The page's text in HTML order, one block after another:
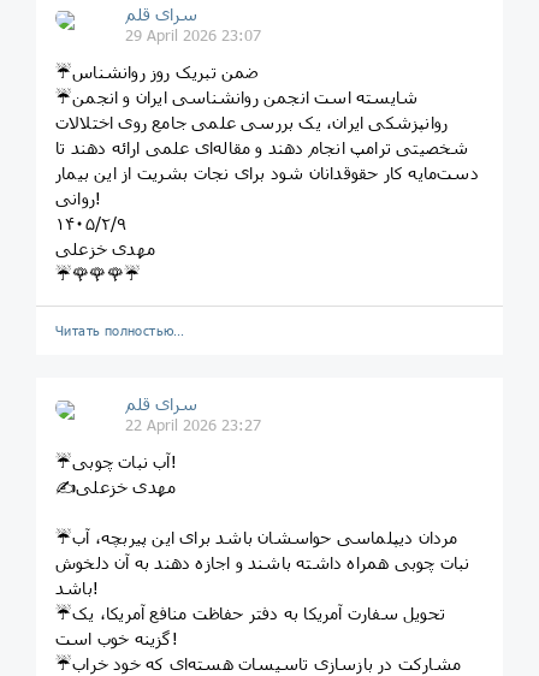
سرای قلم
29 April 2026 23:07
☔️ضمن تبریک روز روانشناس
☔️شایسته است انجمن روانشناسی ایران و انجمن
روانپزشکی ایران، یک بررسی علمی جامع روی اختلالات
شخصیتی ترامپ انجام دهند و مقاله‌ای علمی ارائه دهند تا
دست‌مایه کار حقوقدانان شود برای نجات بشریت از این بیمار
روانی!
١۴٠۵/٢/٩
مهدی خزعلی
☔️🌹🌹🌹☔️
Читать полностью…
سرای قلم
22 April 2026 23:27
☔️آب نبات چوبی!
✍️مهدی خزعلی
☔️مردان دیپلماسی حواسشان باشد برای این پیربچه، آب
نبات چوبی همراه داشته باشند و اجازه دهند به آن دلخوش
باشد!
☔️تحویل سفارت آمریکا به دفتر حفاظت منافع آمریکا، یک
گزینه خوب است!
☔️مشارکت در بازسازی تاسیسات هسته‌ای که خود خراب